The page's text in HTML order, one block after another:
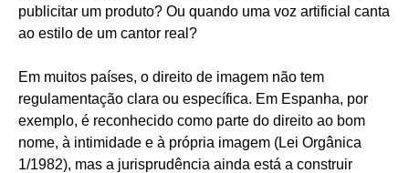
publicitar um produto? Ou quando uma voz artificial canta
ao estilo de um cantor real?
Em muitos países, o direito de imagem não tem
regulamentação clara ou específica. Em Espanha, por
exemplo, é reconhecido como parte do direito ao bom
nome, à intimidade e à própria imagem (Lei Orgânica
1/1982), mas a jurisprudência ainda está a construir